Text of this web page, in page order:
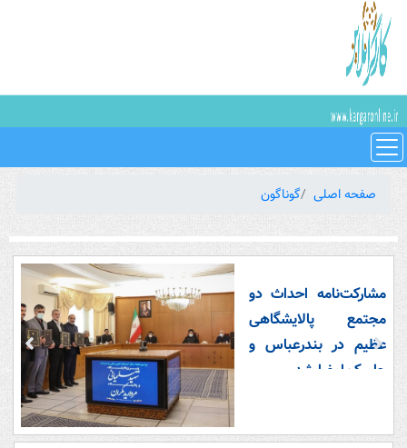
صفحه اصلی گوناگون
مشارکت‌نامه احداث دو
مجتمع پالایشگاهی
عظیم در بندرعباس و
جاسک امضا شد